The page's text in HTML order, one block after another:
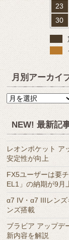
23
30
月別アーカイ
月
ー
カ
イ
ブ
NEW! 最新記
レオンポケット ア
安定性が向上
FX5ユーザーは要
EL1」の納期が9月
α7 IV・α7 IIIレン
ンズ搭載
ブラビア アップデ
新内容を解説